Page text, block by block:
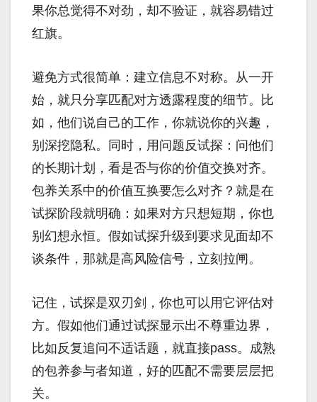
果你总觉得不对劲，却不验证，就容易错过
红旗。
避免方式很简单：建立信息不对称。从一开
始，就只分享匹配对方透露程度的细节。比
如，他们说自己的工作，你就说你的兴趣，
别深挖隐私。同时，用问题反试探：问他们
的长期计划，看是否与你的价值交换对齐。
包养关系中的价值互换要怎么对齐？就是在
试探阶段就明确：如果对方只想短期，你也
别幻想永恒。假如试探升级到要求见面却不
谈条件，那就是高风险信号，立刻拉闸。
记住，试探是双刃剑，你也可以用它评估对
方。假如他们通过试探显示出不尊重边界，
比如反复追问不适话题，就直接pass。成熟
的包养参与者知道，好的匹配不需要层层把
关。